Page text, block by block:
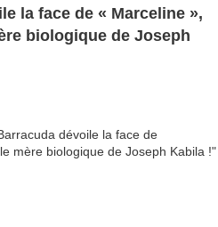
la face de « Marceline »,
biologique de Joseph